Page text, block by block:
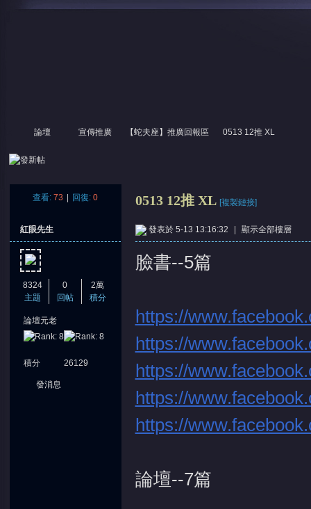
論壇 宣傳推廣 【蛇夫座】推廣回報區 0513 12推 XL
查看: 73 回復: 0 0513 12推 XL [複製鏈接]
紅眼先生
8324
主題
0
回帖
2萬
積分
論壇元老
積分 26129
發消息
發表於 5-13 13:16:32 顯示全部樓層
臉書--5篇
https://
https://
https://
https://
https://
論壇--7篇